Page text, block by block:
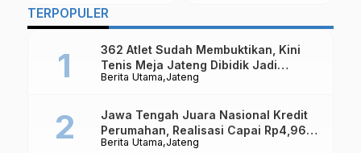
TERPOPULER
Berita Utama Jateng
362 Atlet Sudah Membuktikan, Kini
Tenis Meja Jateng Dibidik Jadi
Kekuatan Nasional
Berita Utama Jateng
Jawa Tengah Juara Nasional Kredit
Perumahan, Realisasi Capai Rp4,96
Triliun